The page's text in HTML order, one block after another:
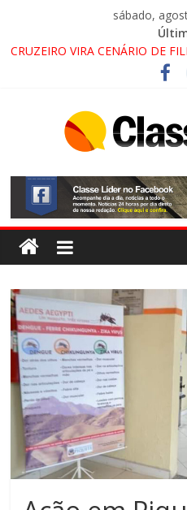
sábado,
CRUZEIRO VIRA CENÁRIO DE
PROMOTOR DO GAECO
ACESSO À APARECIDA NA
ALTERNATIVAS
LORENA,
PELA FÁBRICA DA COCA-COLA!